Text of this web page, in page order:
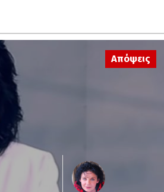
Απόψεις